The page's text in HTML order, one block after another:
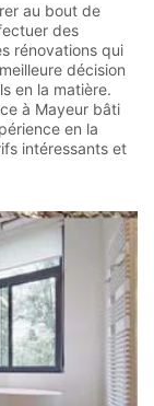
au bout de
des
rénovations qui
décision
en la matière.
à Mayeur bâti
en la
intéressants et